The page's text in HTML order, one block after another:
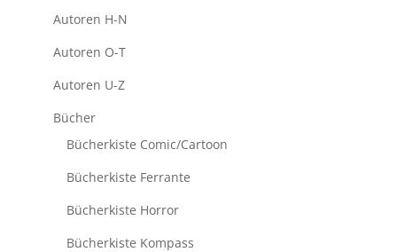
Autoren H-N
Autoren O-T
Autoren U-Z
Bücher
Bücherkiste Comic/Cartoon
Bücherkiste Ferrante
Bücherkiste Horror
Bücherkiste Kompass